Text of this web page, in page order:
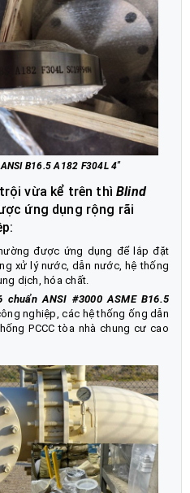
B16.5 A182 F304L 4"
vừa kể trên thìBlind
ứng dụng rộng rãi
được ứng dụng để lắp đặt
xử lý nước, dẫn nước, hệ thống
dịch, hóa chất.
ANSI #3000 ASME B16.5
nghiệp, các hệ thống ống dẫn
PCCC tòa nhà chung cư cao